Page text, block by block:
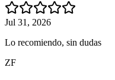
Jul 31, 2026
Lo recomiendo, sin dudas
ZF